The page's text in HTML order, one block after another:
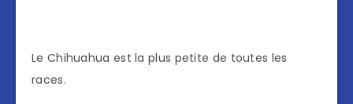
Le Chihuahua est la plus petite de toutes les
races.